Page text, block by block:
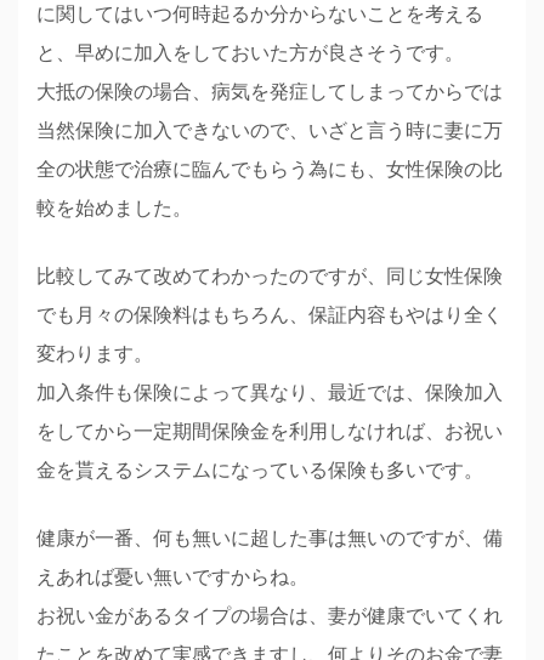
に関してはいつ何時起るか分からないことを考える
と、早めに加入をしておいた方が良さそうです。
大抵の保険の場合、病気を発症してしまってからでは
当然保険に加入できないので、いざと言う時に妻に万
全の状態で治療に臨んでもらう為にも、女性保険の比
較を始めました。
比較してみて改めてわかったのですが、同じ女性保険
でも月々の保険料はもちろん、保証内容もやはり全く
変わります。
加入条件も保険によって異なり、最近では、保険加入
をしてから一定期間保険金を利用しなければ、お祝い
金を貰えるシステムになっている保険も多いです。
健康が一番、何も無いに超した事は無いのですが、備
えあれば憂い無いですからね。
お祝い金があるタイプの場合は、妻が健康でいてくれ
たことを改めて実感できますし、何よりそのお金で妻